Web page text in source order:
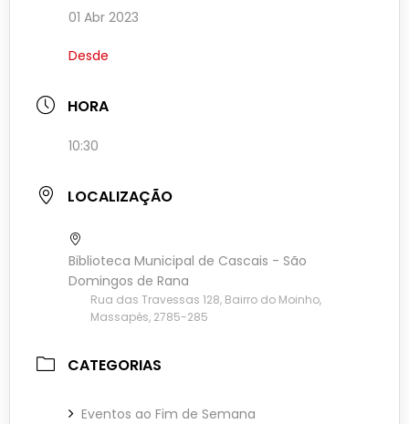
01 Abr 2023
Desde
HORA
10:30
LOCALIZAÇÃO
Biblioteca Municipal de Cascais - São
Domingos de Rana
Rua das Travessas 128, Bairro do Moinho,
Massapés, 2785-285
CATEGORIAS
Eventos ao Fim de Semana